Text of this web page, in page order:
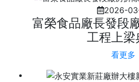
2026-
富榮食品廠長發段
工程上梁
看更多